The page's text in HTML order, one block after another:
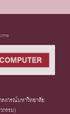
งกรณ์มหาวิทยาลัย
กรรม)